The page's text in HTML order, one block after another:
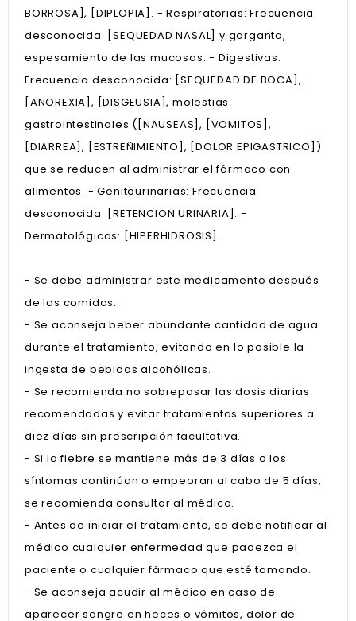
BORROSA], [DIPLOPIA]. - Respiratorias: Frecuencia
desconocida: [SEQUEDAD NASAL] y garganta,
espesamiento de las mucosas. - Digestivas:
Frecuencia desconocida: [SEQUEDAD DE BOCA],
[ANOREXIA], [DISGEUSIA], molestias
gastrointestinales ([NAUSEAS], [VOMITOS],
[DIARREA], [ESTREÑIMIENTO], [DOLOR EPIGASTRICO])
que se reducen al administrar el fármaco con
alimentos. - Genitourinarias: Frecuencia
desconocida: [RETENCION URINARIA]. -
Dermatológicas: [HIPERHIDROSIS].
- Se debe administrar este medicamento después
de las comidas.
- Se aconseja beber abundante cantidad de agua
durante el tratamiento, evitando en lo posible la
ingesta de bebidas alcohólicas.
- Se recomienda no sobrepasar las dosis diarias
recomendadas y evitar tratamientos superiores a
diez días sin prescripción facultativa.
- Si la fiebre se mantiene más de 3 días o los
síntomas continúan o empeoran al cabo de 5 días,
se recomienda consultar al médico.
- Antes de iniciar el tratamiento, se debe notificar al
médico cualquier enfermedad que padezca el
paciente o cualquier fármaco que esté tomando.
- Se aconseja acudir al médico en caso de
aparecer sangre en heces o vómitos, dolor de